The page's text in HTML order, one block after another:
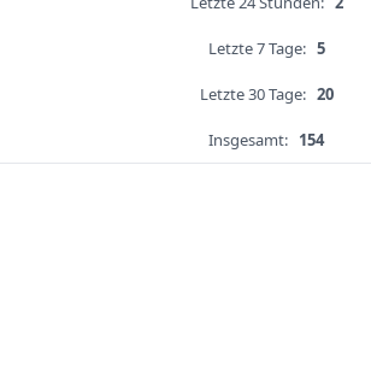
Letzte 7 Tage: 5
Letzte 30 Tage: 20
Insgesamt: 154